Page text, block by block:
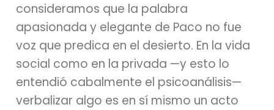
consideramos que la palabra
apasionada y elegante de Paco no fue
voz que predica en el desierto. En la vida
social como en la privada —y esto lo
entendió cabalmente el psicoanálisis—
verbalizar algo es en sí mismo un acto